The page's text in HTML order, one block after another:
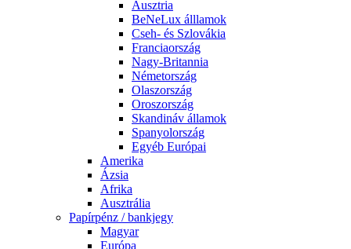
Ausztria
BeNeLux álllamok
Cseh- és Szlovákia
Franciaország
Nagy-Britannia
Németország
Olaszország
Oroszország
Skandináv államok
Spanyolország
Egyéb Európai
Amerika
Ázsia
Afrika
Ausztrália
Papírpénz / bankjegy
Magyar
Európa